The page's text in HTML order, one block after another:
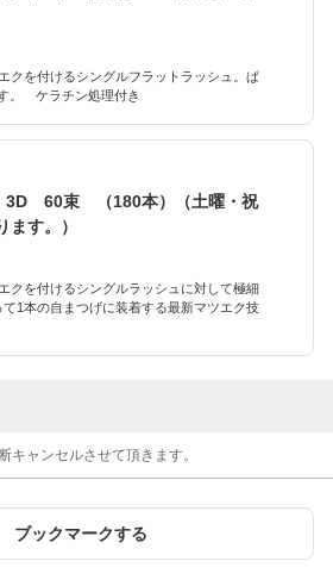
クを付けるシングルフラットラッシュ。ぱ
。 ケラチン処理付き
3D 60束 （180本）（土曜・祝
ます。）
クを付けるシングルラッシュに対して極細
1本の自まつげに装着する最新マツエク技
キャンセルさせて頂きます。
ブックマークする